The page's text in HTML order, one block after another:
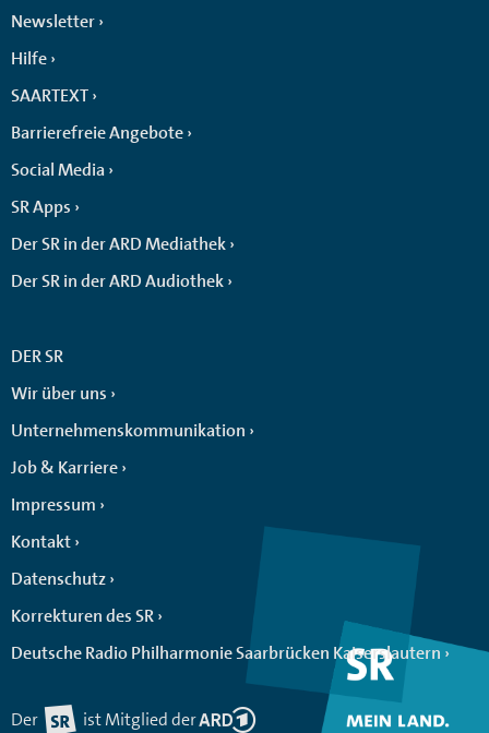
Newsletter
Hilfe
SAARTEXT
Barrierefreie Angebote
Social Media
SR Apps
Der SR in der ARD Mediathek
Der SR in der ARD Audiothek
DER SR
Wir über uns
Unternehmenskommunikation
Job & Karriere
Impressum
Kontakt
Datenschutz
Korrekturen des SR
Deutsche Radio Philharmonie Saarbrücken Kaiserslautern
Der ist Mitglied der